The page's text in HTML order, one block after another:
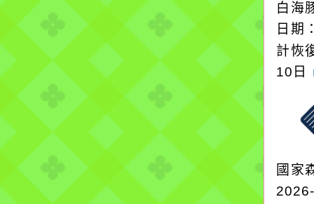
白海
日期
計恢
10日
國家